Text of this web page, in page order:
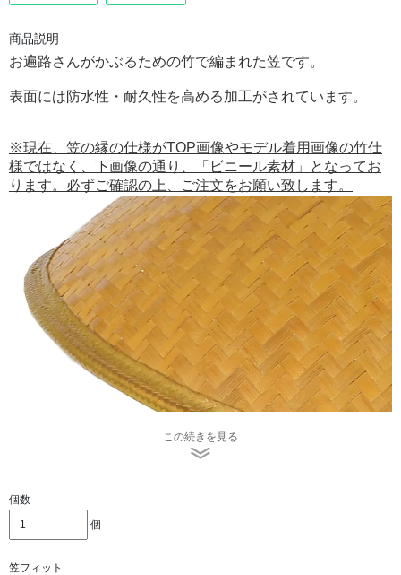
商品説明
お遍路さんがかぶるための竹で編まれた笠です。
表面には防水性・耐久性を高める加工がされています。
※現在、笠の縁の仕様がTOP画像やモデル着用画像の竹仕
様ではなく、下画像の通り、「ビニール素材」となってお
ります。必ずご確認の上、ご注文をお願い致します。
この続きを見る
個数
個
笠フィット